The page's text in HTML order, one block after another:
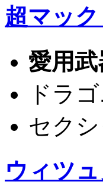
超マッ
愛用武
ドラ
セク
ウィツュ